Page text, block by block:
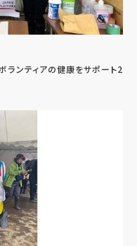
ランティアの健康をサポート2